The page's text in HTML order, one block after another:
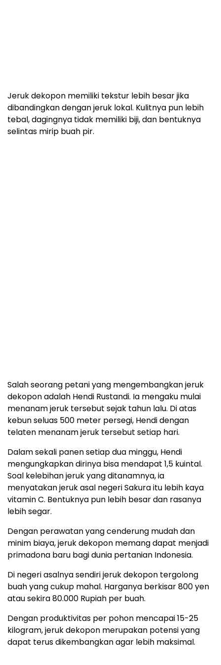
Jeruk dekopon memiliki tekstur lebih besar jika
dibandingkan dengan jeruk lokal. Kulitnya pun lebih
tebal, dagingnya tidak memiliki biji, dan bentuknya
selintas mirip buah pir.
Salah seorang petani yang mengembangkan jeruk
dekopon adalah Hendi Rustandi. Ia mengaku mulai
menanam jeruk tersebut sejak tahun lalu. Di atas
kebun seluas 500 meter persegi, Hendi dengan
telaten menanam jeruk tersebut setiap hari.
Dalam sekali panen setiap dua minggu, Hendi
mengungkapkan dirinya bisa mendapat 1,5 kuintal.
Soal kelebihan jeruk yang ditanamnya, ia
menyatakan jeruk asal negeri Sakura itu lebih kaya
vitamin C. Bentuknya pun lebih besar dan rasanya
lebih segar.
Dengan perawatan yang cenderung mudah dan
minim biaya, jeruk dekopon memang dapat menjadi
primadona baru bagi dunia pertanian Indonesia.
Di negeri asalnya sendiri jeruk dekopon tergolong
buah yang cukup mahal. Harganya berkisar 800 yen
atau sekira 80.000 Rupiah per buah.
Dengan produktivitas per pohon mencapai 15-25
kilogram, jeruk dekopon merupakan potensi yang
dapat terus dikembangkan agar lebih maksimal.